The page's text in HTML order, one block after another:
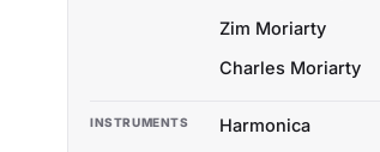
Zim Moriarty
Charles Moriarty
INSTRUMENTS
Harmonica